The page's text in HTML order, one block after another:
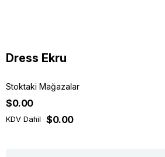
Dress Ekru
Stoktaki Mağazalar
$0.00
KDV Dahil $0.00